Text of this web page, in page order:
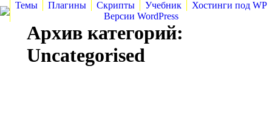
Темы Плагины Скрипты Учебник
Хостинги под WP
Версии WordPress
Архив категорий:
Uncategorised